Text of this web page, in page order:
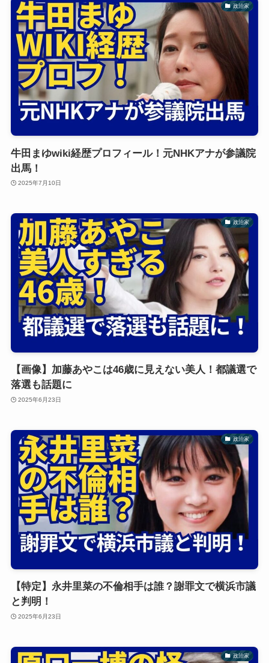
政治家
牛田まゆwiki経歴プロフィール！元NHKアナが参議院
出馬！
2025年7月10日
政治家
【画像】加藤あやこは46歳に見えない美人！都議選で
落選も話題に
2025年6月23日
政治家
【特定】永井里菜の不倫相手は誰？謝罪文で横浜市議
と判明！
2025年6月23日
政治家